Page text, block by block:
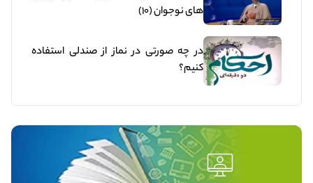
های نوجوان (10)
در چه صورتی در نماز از صندلی استفاده
کنیم؟